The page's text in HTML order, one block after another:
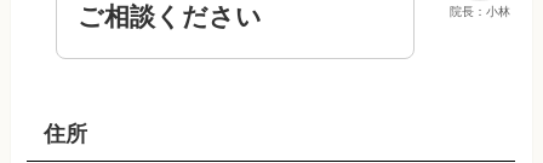
院長：小林
ご相談ください
住所